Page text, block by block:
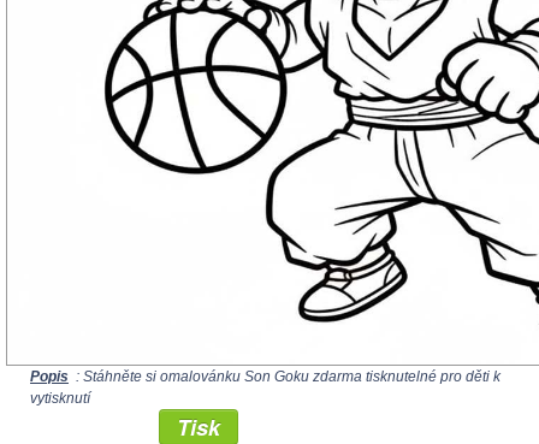
Popis : Stáhněte si omalovánku Son Goku zdarma tisknutelné pro děti k
vytisknutí
Tisk